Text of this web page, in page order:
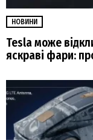
НОВИНИ
Tesla може
яскраві фари: